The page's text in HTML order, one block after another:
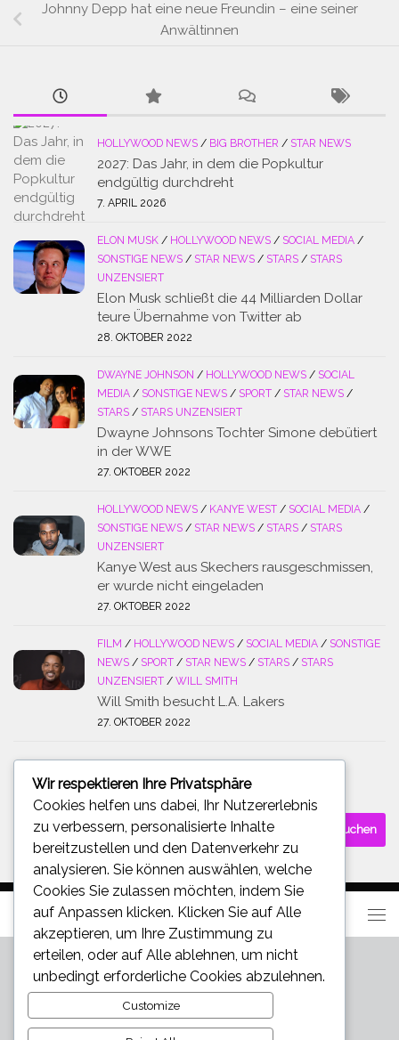
Johnny Depp hat eine neue Freundin – eine seiner
Anwältinnen
HOLLYWOOD NEWS / BIG BROTHER / STAR NEWS
2027: Das Jahr, in dem die Popkultur
endgültig durchdreht
7. APRIL 2026
ELON MUSK / HOLLYWOOD NEWS / SOCIAL MEDIA /
SONSTIGE NEWS / STAR NEWS / STARS / STARS
UNZENSIERT
Elon Musk schließt die 44 Milliarden Dollar
teure Übernahme von Twitter ab
28. OKTOBER 2022
DWAYNE JOHNSON / HOLLYWOOD NEWS / SOCIAL
MEDIA / SONSTIGE NEWS / SPORT / STAR NEWS /
STARS / STARS UNZENSIERT
Dwayne Johnsons Tochter Simone debütiert
in der WWE
27. OKTOBER 2022
HOLLYWOOD NEWS / KANYE WEST / SOCIAL MEDIA /
SONSTIGE NEWS / STAR NEWS / STARS / STARS
UNZENSIERT
Kanye West aus Skechers rausgeschmissen,
er wurde nicht eingeladen
27. OKTOBER 2022
FILM / HOLLYWOOD NEWS / SOCIAL MEDIA / SONSTIGE
NEWS / SPORT / STAR NEWS / STARS / STARS
UNZENSIERT / WILL SMITH
Will Smith besucht L.A. Lakers
27. OKTOBER 2022
SUCHE
Suchen
nach:
Wir respektieren Ihre Privatsphäre
Cookies helfen uns dabei, Ihr Nutzererlebnis
zu verbessern, personalisierte Inhalte
bereitzustellen und den Datenverkehr zu
analysieren. Sie können auswählen, welche
Cookies Sie zulassen möchten, indem Sie
auf Anpassen klicken. Klicken Sie auf Alle
akzeptieren , um Ihre Zustimmung zu
erteilen, oder auf Alle ablehnen , um nicht
unbedingt erforderliche Cookies abzulehnen.
Customize